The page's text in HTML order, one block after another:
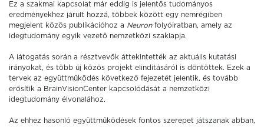
Ez a szakmai kapcsolat már eddig is jelentős tudományos
eredményekhez járult hozzá, többek között egy nemrégiben
megjelent közös publikációhoz a Neuronfolyóiratban, amely az
idegtudomány egyik vezető nemzetközi szaklapja.
A látogatás során a résztvevők áttekintették az aktuális kutatási
irányokat, és több új közös projekt elindításáról is döntöttek. Ezek a
tervek az együttműködés következő fejezetét jelentik, és tovább
erősítik a BrainVisionCenter kapcsolódását a nemzetközi
idegtudomány élvonalához.
Az ehhez hasonló együttműködések fontos szerepet játszanak abban,